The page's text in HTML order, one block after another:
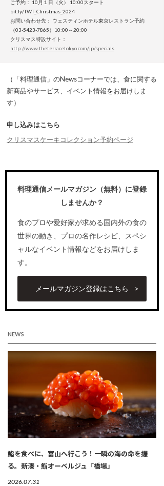
ご予約： 10月１日（火） 10:00スタート
bit.ly/TWT_Christmas_2024
お問い合わせ先： ウェスティンホテル東京レストラン予約
（03-5423-7865）10:00～20:00
クリスマス特設サイト：
http://www.theterracetokyo.com/jp/specials
（「料理通信」のNewsコーナーでは、食に関する
新商品やサービス、イベント情報をお届けしま
す）
申し込みはこちら
クリスマスケーキコレクション予約ページ
料理通信メールマガジン（無料）に登録
しませんか？
食のプロや愛好家が求める国内外の食の
世界の動き、プロの名作レシピ、スペシ
ャルなイベント情報などをお届けしま
す。
メールマガジン登録はこちら
NEWS
鮨を食べに、富山へ行こう！一瞬の海の命を握
る。新湊・鮨オーベルジュ「橋場」
2026.07.31